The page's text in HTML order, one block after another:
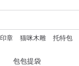
印章 猫咪木雕 托特包
包包提袋